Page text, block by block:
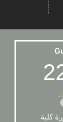
كلية